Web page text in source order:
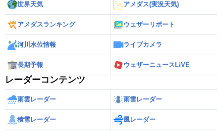
世界天気 アメダス(実況天気)
アメダスランキング ウェザーリポート
河川水位情報 ライブカメラ
長期予報 ウェザーニュースLiVE
レーダーコンテンツ
雨雲レーダー 雨雪レーダー
積雪レーダー 風レーダー